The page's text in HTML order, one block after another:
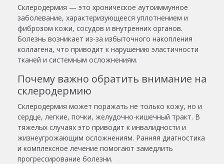
Склеродермия — это хроническое аутоиммунное
заболевание, характеризующееся уплотнением и
фиброзом кожи, сосудов и внутренних органов.
Болезнь возникает из-за избыточного накопления
коллагена, что приводит к нарушению эластичности
тканей и системным осложнениям.
Почему важно обратить внимание на
склеродермию
Склеродермия может поражать не только кожу, но и
сердце, легкие, почки, желудочно-кишечный тракт. В
тяжелых случаях это приводит к инвалидности и
жизнеугрожающим осложнениям. Ранняя диагностика
и комплексное лечение помогают замедлить
прогрессирование болезни.